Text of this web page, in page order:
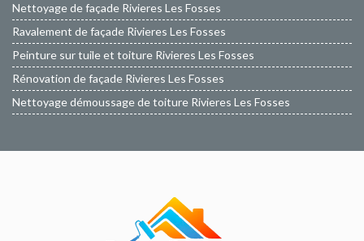
Nettoyage de façade Rivieres Les Fosses
Ravalement de façade Rivieres Les Fosses
Peinture sur tuile et toiture Rivieres Les Fosses
Rénovation de façade Rivieres Les Fosses
Nettoyage démoussage de toiture Rivieres Les Fosses